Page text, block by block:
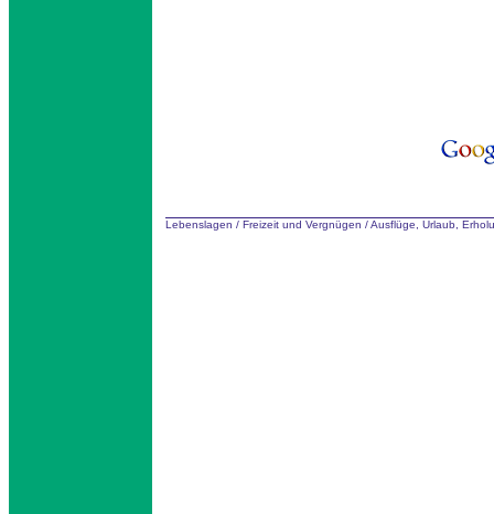
Lebenslagen / Freizeit und Vergnügen /Ausflüge, Urlaub,